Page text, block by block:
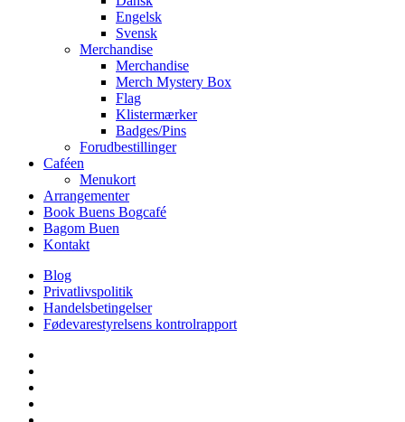
Engelsk
Svensk
Merchandise
Merchandise
Merch Mystery Box
Flag
Klistermærker
Badges/Pins
Forudbestillinger
Caféen
Menukort
Arrangementer
Book Buens Bogcafé
Bagom Buen
Kontakt
Blog
Privatlivspolitik
Handelsbetingelser
Fødevarestyrelsens kontrolrapport